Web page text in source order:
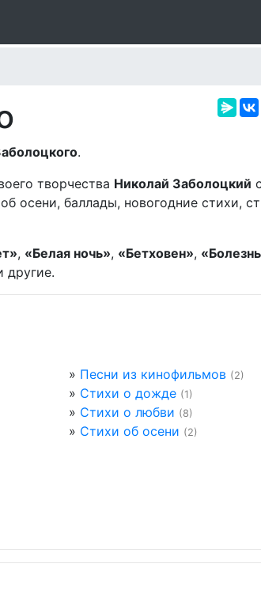
.
творчества Николай Заболоцкий
осени, баллады, новогодние стихи,
, «Белая ночь», «Бетховен»,
другие.
» Песни из кинофильмов (2)
» Стихи о дожде (1)
» Стихи о любви (8)
» Стихи об осени (2)